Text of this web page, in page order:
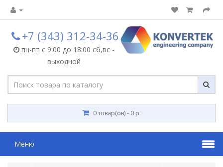
+7 (343) 312-34-36
пн-пт с 9:00 до 18:00 сб,вс -
выходной
0 товар(ов) - 0 р.
Меню